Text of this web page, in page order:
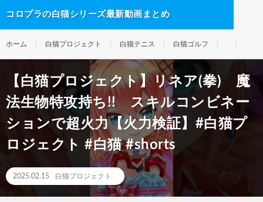
コロプラの白猫シリーズ最新動画まとめ
ホーム 白猫プロジェクト 白猫テニス 白猫ゴルフ
【白猫プロジェクト】リネア(拳) 魔
法生物特攻持ち!! スキルコンビネー
ションで超火力【火力検証】#白猫プ
ロジェクト #白猫 #shorts
2025.02.15 白猫プロジェクト